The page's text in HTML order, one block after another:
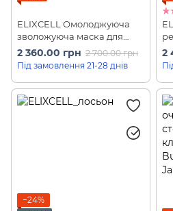
ELIXCELL Омолоджуюча
зволожуюча маска для
обличчя з екзосомами та
екстрактом стовбурових
клітин Moist Face Mask (40
шт)
2 360.00 грн 2 700.00 грн
Під замовлення 21-28 днів
2
−24%